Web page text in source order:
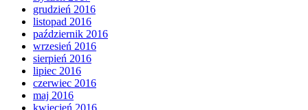
grudzień 2016
listopad 2016
październik 2016
wrzesień 2016
sierpień 2016
lipiec 2016
czerwiec 2016
maj 2016
kwiecień 2016